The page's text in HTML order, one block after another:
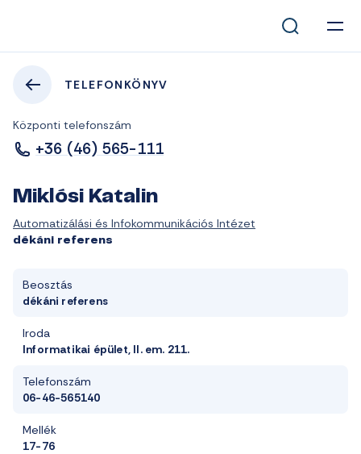
TELEFONKÖNYV
Központi telefonszám
+36 (46) 565-111
Miklósi Katalin
Automatizálási és Infokommunikációs Intézet
dékáni referens
Beosztás
dékáni referens
Iroda
Informatikai épület, II. em. 211.
Telefonszám
06-46-565140
Mellék
17-76